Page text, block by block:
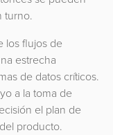
turno.
los flujos de
estrecha
de datos críticos.
a la toma de
el plan de
producto.